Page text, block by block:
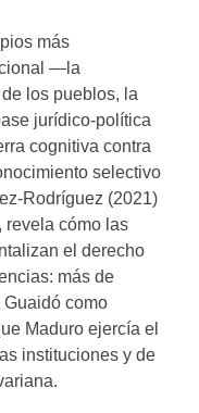
más
—la
los pueblos, la
jurídico-política
cognitiva contra
selectivo
Rodríguez (2021)
revela cómo las
el derecho
más de
como
Maduro ejercía el
instituciones y de